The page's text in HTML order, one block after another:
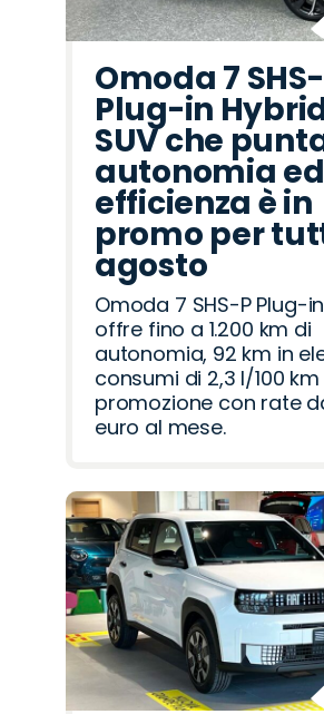
Omoda 7
Plug-in
SUV che
autonomia ed
efficienza è in
promo per
agosto
Omoda 7 SHS-P Plug-
offre fino a 1.200 km di
autonomia, 92 km in
consumi di 2,3 l/100
promozione con rate
euro al mese.